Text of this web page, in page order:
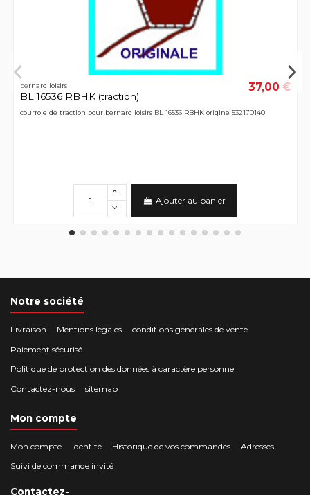
bernard loisirs
BL 16536 RBHK (traction)
37,00 €
courroie de traction pour bernard loisirs BL 16536 RBHK origine 532170140
Ajouter au panier
Notre société
Livraison Mentions légales
conditions generales de vente
Paiement sécurisé
Politique de protection des données à caractère personnel
Contactez-nous
sitemap
Mon compte
Mon compte Identité Historique de vos commandes
Adresses
Suivi de commande invité
Contactez-